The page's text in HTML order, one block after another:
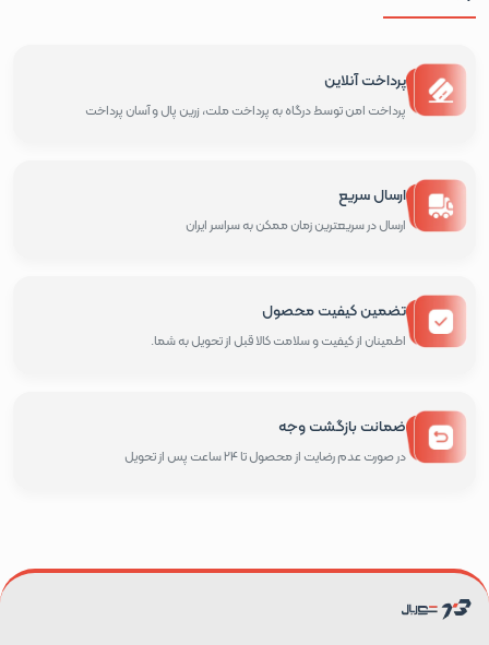
پرداخت آنلاین
پرداخت امن توسط درگاه به پرداخت ملت، زرین پال و آسان پرداخت
ارسال سریع
ارسال در سریعترین زمان ممکن به سراسر ایران
تضمین کیفیت محصول
اطمینان از کیفیت و سلامت کالا قبل از تحویل به شما.
ضمانت بازگشت وجه
در صورت عدم رضایت از محصول تا 24 ساعت پس از تحویل